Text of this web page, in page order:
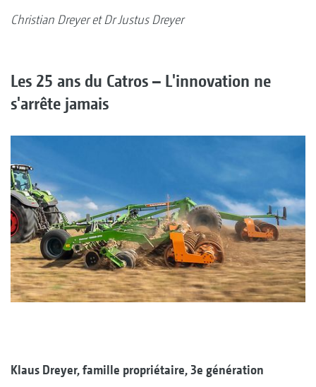
Christian Dreyer et Dr Justus Dreyer
Les 25 ans du Catros – L'innovation ne
s'arrête jamais
Klaus Dreyer, famille propriétaire, 3e génération